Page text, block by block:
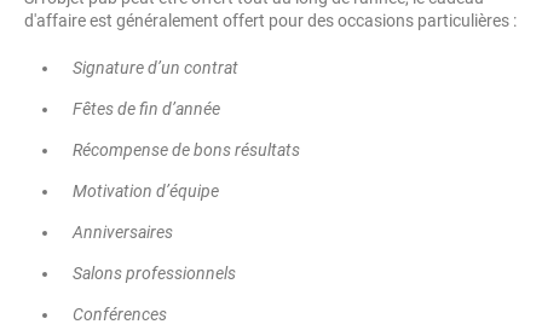
d'affaire est généralement offert pour des occasions particulières :
Signature d’un contrat
Fêtes de fin d’année
Récompense de bons résultats
Motivation d’équipe
Anniversaires
Salons professionnels
Conférences